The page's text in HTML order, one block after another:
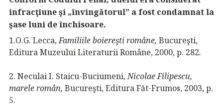
infracţiune şi „învingătorul” a fost condamnat la
şase luni de închisoare.
1.O.G. Lecca, Familiile boiereşti române, Bucureşti,
Editura Muzeului Literaturii Române, 2000, p. 282.
2. Neculai I. Staicu-Buciumeni, Nicolae Filipescu,
marele român, Bucureşti, Editura Făt-Frumos, 2003, p.
5.